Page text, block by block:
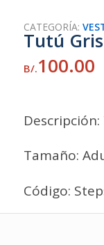
CATEGORÍA:
Tutú
B/.100.00
Tamaño:
Código: